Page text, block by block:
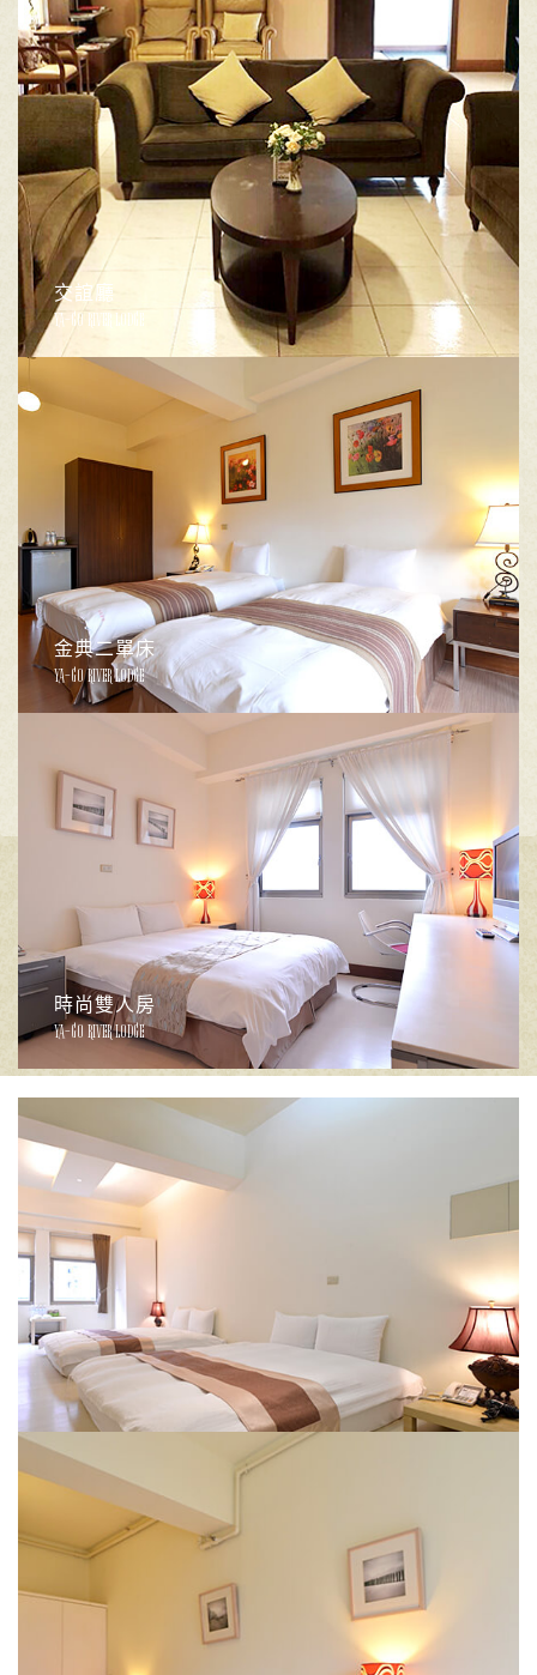
交誼廳
YA-GO RIVER LODGE
金典二單床
YA-GO RIVER LODGE
時尚雙人房
YA-GO RIVER LODGE
YA-GO RIVER LODGE